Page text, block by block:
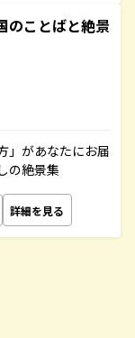
のことばと絶景
」があなたにお届
の絶景集
詳細を見る